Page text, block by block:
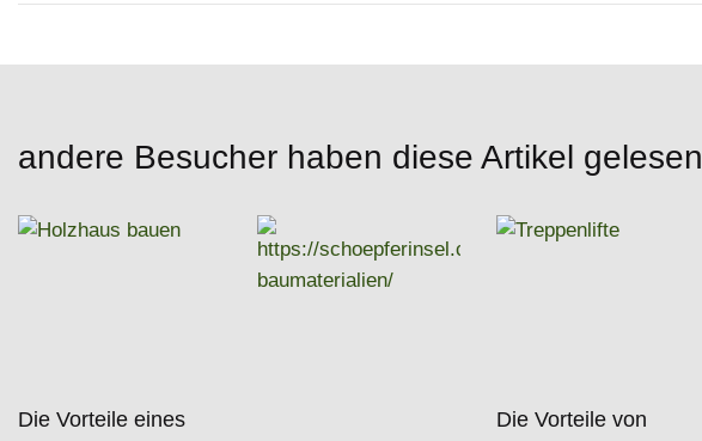
andere Besucher haben diese Artikel gelesen
Die Vorteile eines
Die Vorteile von